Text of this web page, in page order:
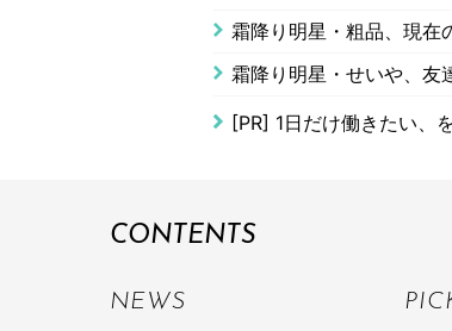
霜降り明星・粗品、現在
霜降り明星・せいや、友
[PR] 1日だけ働きたい、
CONTENTS
NEWS